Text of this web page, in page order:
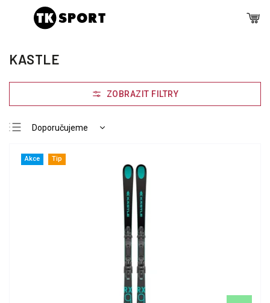
KASTLE
Doporučujeme
Nejdražší
Akce Tip